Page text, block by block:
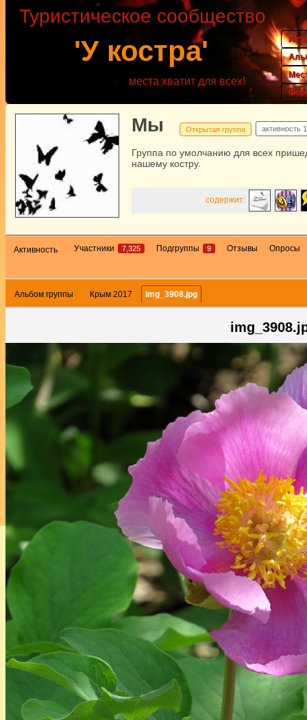
'У костра'
Туристическое сообщество
места хватит для всех!
Мы Открытая группа активность
Группа по умолчанию для всех
нашему костру.
содержит:
Активность Участники 7,325 Подгруппы 9 Отзывы Опросы
Альбом группы Крым 2017 img_3908.jpg